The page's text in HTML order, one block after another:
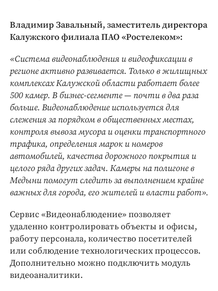
Владимир Завальный, заместитель директора
Калужского филиала ПАО «Ростелеком»:
«Система видеонаблюдения и видеофиксации в
регионе активно развивается. Только в жилищных
комплексах Калужской области работает более
500 камер. В бизнес-сегменте — почти в два раза
больше. Видеонаблюдение используется для
слежения за порядком в общественных местах,
контроля вывоза мусора и оценки транспортного
трафика, определения марок и номеров
автомобилей, качества дорожного покрытия и
целого ряда других задач. Камеры на полигоне в
Медыни помогут следить за выполнением крайне
важных для города, его жителей и власти работ».
Сервис «Видеонаблюдение» позволяет
удаленно контролировать объекты и офисы,
работу персонала, количество посетителей
или соблюдение технологических процессов.
Дополнительно можно подключить модуль
видеоаналитики.